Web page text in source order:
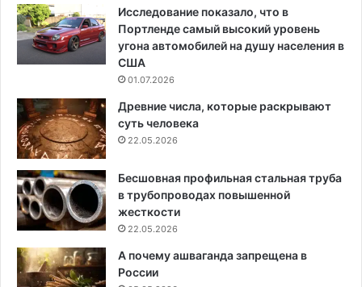
Исследование показало, что в
Портленде самый высокий уровень
угона автомобилей на душу населения в
США
01.07.2026
Древние числа, которые раскрывают
суть человека
22.05.2026
Бесшовная профильная стальная труба
в трубопроводах повышенной
жесткости
22.05.2026
А почему ашваганда запрещена в
России